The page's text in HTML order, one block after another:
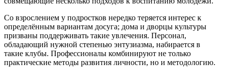
Со взрослением у подростков нередко теряется интерес к
определённым вариантам досуга; дома и дворцы культуры
призваны поддерживать такие увлечения. Персонал,
обладающий нужной степенью энтузиазма, набирается в
такие клубы. Профессионалы комбинируют не только
практические методы развития личности, но и методологию.